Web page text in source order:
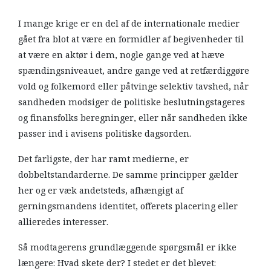
I mange krige er en del af de internationale medier
gået fra blot at være en formidler af begivenheder til
at være en aktør i dem, nogle gange ved at hæve
spændingsniveauet, andre gange ved at retfærdiggøre
vold og folkemord eller påtvinge selektiv tavshed, når
sandheden modsiger de politiske beslutningstageres
og finansfolks beregninger, eller når sandheden ikke
passer ind i avisens politiske dagsorden.
Det farligste, der har ramt medierne, er
dobbeltstandarderne. De samme principper gælder
her og er væk andetsteds, afhængigt af
gerningsmandens identitet, offerets placering eller
allieredes interesser.
Så modtagerens grundlæggende spørgsmål er ikke
længere: Hvad skete der? I stedet er det blevet: